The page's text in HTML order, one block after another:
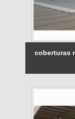
coberturas